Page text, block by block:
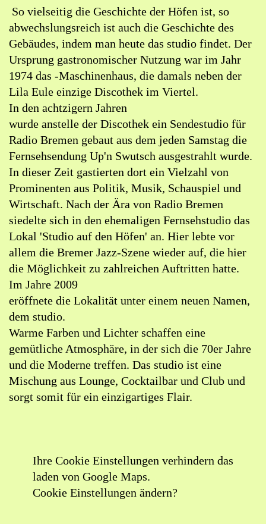
in
Google
Maps
öffnen
(externer
Link)
So vielseitig die Geschichte der Höfen ist, so
abwechslungsreich ist auch die Geschichte des
Gebäudes, indem man heute das studio findet. Der
Ursprung gastronomischer Nutzung war im Jahr
1974 das -Maschinenhaus, die damals neben der
Lila Eule einzige Discothek im Viertel.
In den achtzigern Jahren
wurde anstelle der Discothek ein Sendestudio für
Radio Bremen gebaut aus dem jeden Samstag die
Fernsehsendung Up'n Swutsch ausgestrahlt wurde.
In dieser Zeit gastierten dort ein Vielzahl von
Prominenten aus Politik, Musik, Schauspiel und
Wirtschaft. Nach der Ära von Radio Bremen
siedelte sich in den ehemaligen Fernsehstudio das
Lokal 'Studio auf den Höfen' an. Hier lebte vor
allem die Bremer Jazz-Szene wieder auf, die hier
die Möglichkeit zu zahlreichen Auftritten hatte.
Im Jahre 2009
eröffnete die Lokalität unter einem neuen Namen,
dem studio.
Warme Farben und Lichter schaffen eine
gemütliche Atmosphäre, in der sich die 70er Jahre
und die Moderne treffen. Das studio ist eine
Mischung aus Lounge, Cocktailbar und Club und
sorgt somit für ein einzigartiges Flair.
Ihre Cookie Einstellungen verhindern das
laden von Google Maps.
Cookie Einstellungen ändern?